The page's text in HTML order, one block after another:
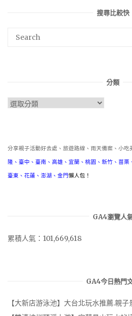
搜尋比較快
分類
分
分享親子活動好去處、旅遊路線、雨天備案、小吃
隆 、 臺中 、 臺南 、 高雄 、 宜蘭 、 桃園 、 新竹 、 苗栗
臺東 、 花蓮 、 澎湖 、 金門懶人包！
GA4瀏覽人
累積人氣：101,669,618
GA4今日熱門
【大新店游泳池】大台北玩水推薦.親子